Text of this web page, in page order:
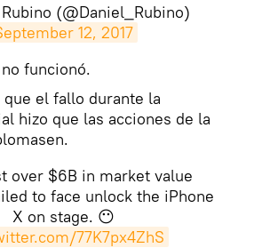
(@Daniel_Rubino)
12, 2017
funcionó.
que el fallo durante la
hizo que las acciones de la
over $6B in market value
to face unlock the iPhone
X on stage. 😶
77K7px4ZhS